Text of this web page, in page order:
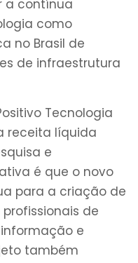
a contínua
como
no Brasil de
de infraestrutura
Tecnologia
receita líquida
e
é que o novo
para a criação de
de
e
também